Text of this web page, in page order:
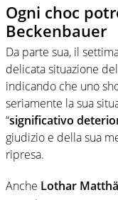
Ogni choc
Beckenbauer
Da parte sua, il
delicata situazione
indicando che uno
seriamente la sua
“significativo
giudizio e della sua
ripresa.
Anche Lothar